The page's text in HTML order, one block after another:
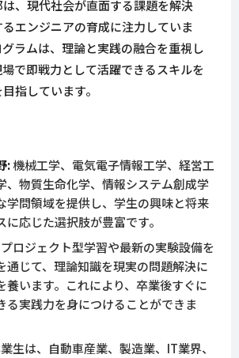
、現代社会が直面する課題を解決
エンジニアの育成に注力していま
ラムは、理論と実践の融合を重視し
で即戦力として活躍できるスキルを
指しています。
:機械工学、電気電子情報工学、経営工
、物質生命化学、情報システム創成学
学問領域を提供し、学生の興味と将来
に応じた選択肢が豊富です。
プロジェクト型学習や最新の実験設備を
通じて、理論知識を現実の問題解決に
養います。これにより、卒業後すぐに
る実践力を身につけることができま
生は、自動車産業、製造業、IT業界、